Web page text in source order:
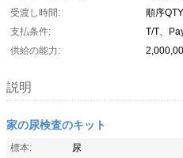
受渡し時間:
順序
支払条件:
T/T、
供給の能力:
説明
家の尿検査のキット
標本:
尿